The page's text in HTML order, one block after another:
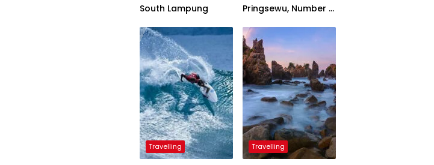
South Lampung
Pringsewu, Number 3
President
Travelling Travelling